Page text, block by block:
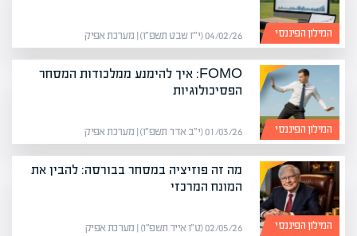
המילון הפיננסי 04/02/26 (י״ז שבט תשפ״ו) | מערכת אפיק
המילון הפיננסי
FOMO: איך להימנע ממלכודות המסחר
הפסיכולוגיות
01/03/26 (י״ב אדר תשפ״ו) | מערכת אפיק
המילון הפיננסי
מה זה פוזיציה במסחר בבורסה: להבין את
המונח המרכזי
02/05/26 (ט״ו אייר תשפ״ו) | מערכת אפיק